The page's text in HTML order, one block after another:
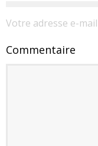
Votre adresse e-
Commentaire